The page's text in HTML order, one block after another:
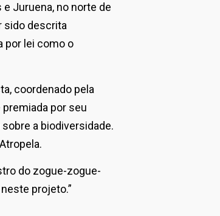
Juruena, no norte de
sido descrita
por lei como o
coordenado pela
por seu
a biodiversidade.
do zogue-zogue-
projeto.”